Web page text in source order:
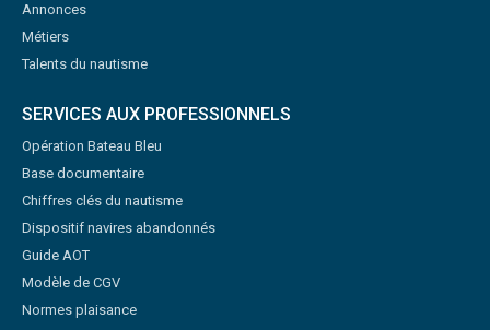
Annonces
Métiers
Talents du nautisme
SERVICES AUX PROFESSIONNELS
Opération Bateau Bleu
Base documentaire
Chiffres clés du nautisme
Dispositif navires abandonnés
Guide AOT
Modèle de CGV
Normes plaisance